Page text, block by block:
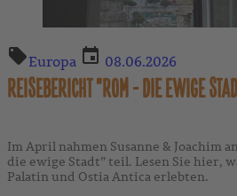
Europa 08.06.2026
REISEBERICHT "ROM - DIE EWIGE
Im April nahmen Susanne & Joachim
die ewige Stadt” teil. Lesen Sie hier,
Palatin und Ostia Antica erlebten.